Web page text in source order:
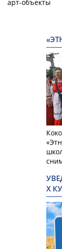
арт-объекты
Х